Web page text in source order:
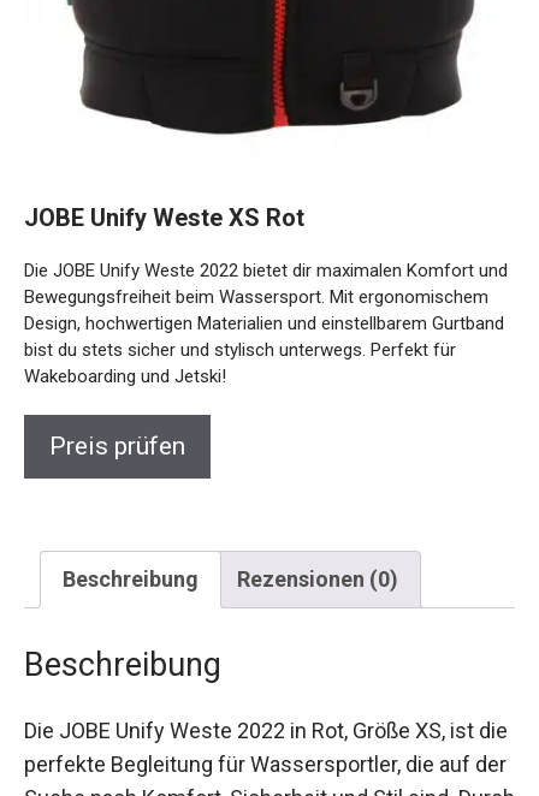
JOBE Unify Weste XS Rot
Die JOBE Unify Weste 2022 bietet dir maximalen Komfort und
Bewegungsfreiheit beim Wassersport. Mit ergonomischem
Design, hochwertigen Materialien und einstellbarem Gurtband
bist du stets sicher und stylisch unterwegs. Perfekt für
Wakeboarding und Jetski!
Preis prüfen
Beschreibung Rezensionen (0)
Beschreibung
Die JOBE Unify Weste 2022 in Rot, Größe XS, ist die
perfekte Begleitung für Wassersportler, die auf der